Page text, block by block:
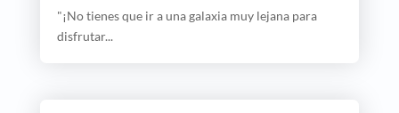
"¡No tienes que ir a una galaxia muy lejana para
disfrutar...